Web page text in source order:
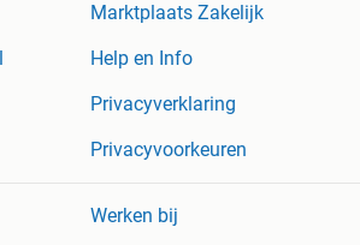
Marktplaats Zakelijk
Help en Info
Privacyverklaring
Privacyvoorkeuren
Werken bij